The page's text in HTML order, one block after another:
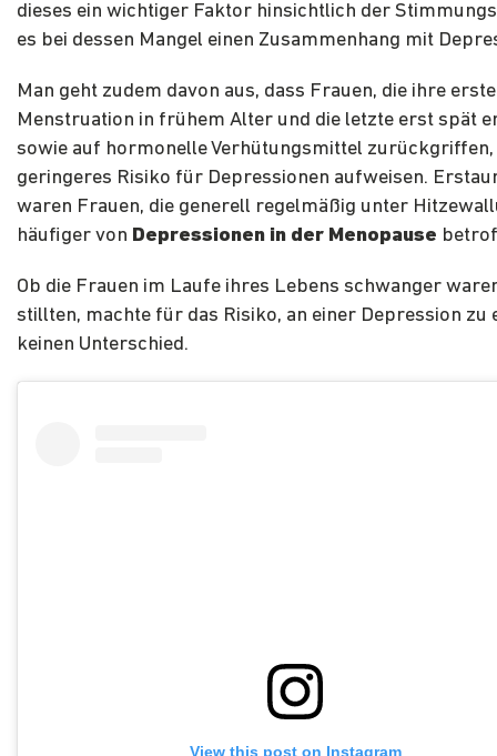
dieses ein wichtiger Faktor hinsichtlich der
es bei dessen Mangel einen Zusammenhang mit
Man geht zudem davon aus, dass Frauen, die ihre erste
Menstruation in frühem Alter und die letzte erst spät
sowie auf hormonelle Verhütungsmittel zurückgriffen,
geringeres Risiko für Depressionen aufweisen.
waren Frauen, die generell regelmäßig unter
häufiger von Depressionen in der Menopause
Ob die Frauen im Laufe ihres Lebens schwanger
stillten, machte für das Risiko, an einer Depression zu
keinen Unterschied.
View this post on Instagram